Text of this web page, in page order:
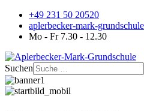
+49 231 50 20520
aplerbecker-mark-
Mo - Fr 7.30 - 12.30
Suchen